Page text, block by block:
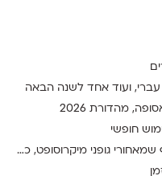
מהדורת 2026
חופשי
כפי שנחשף בארכיון של נינתו